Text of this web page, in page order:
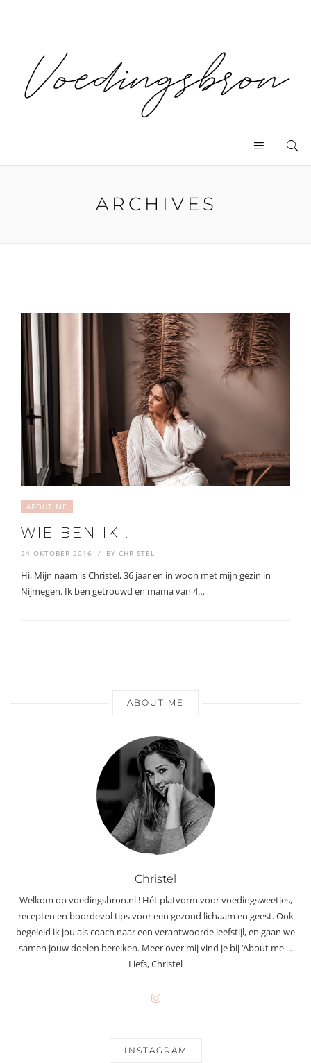
ARCHIVES
ABOUT ME
WIE BEN IK…
24 OKTOBER 2016 BY CHRISTEL
Hi, Mijn naam is Christel, 36 jaar en in woon met mijn gezin in
Nijmegen. Ik ben getrouwd en mama van 4…
ABOUT ME
Christel
Welkom op voedingsbron.nl ! Hét platvorm voor voedingsweetjes,
recepten en boordevol tips voor een gezond lichaam en geest. Ook
begeleid ik jou als coach naar een verantwoorde leefstijl, en gaan we
samen jouw doelen bereiken. Meer over mij vind je bij ‘About me'...
Liefs, Christel
INSTAGRAM